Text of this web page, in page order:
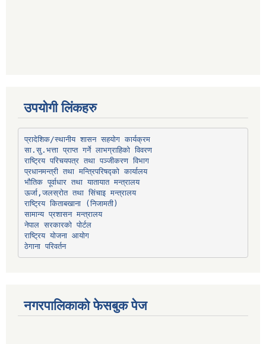
उपयोगी लिंकहरु
प्रादेशिक/स्थानीय शासन सहयोग कार्यक्रम
सा.सु.भत्ता प्राप्त गर्ने लाभग्राहिको विवरण
राष्ट्रिय परिचयपत्र तथा पञ्‍जीकरण विभाग
प्रधानमन्त्री तथा मन्त्रिपरिषद्को कार्यालय
भौतिक पूर्वाधार तथा यातायात मन्त्रालय
ऊर्जा,जलस्रोत तथा सिंचाइ मन्त्रालय
सामान्य प्रशासन मन्त्रालय
नेपाल सरकारको पोर्टल
राष्ट्रिय योजना आयोग
ठेगाना परिवर्तन
नगरपालिकाको फेसबुक पेज